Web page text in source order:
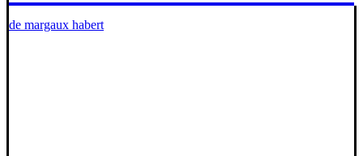
de margaux habert